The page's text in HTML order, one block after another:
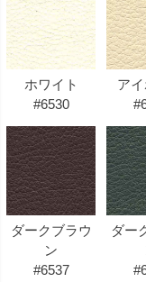
ホワイト
#6530
ア
ダークブラウ
ン
#6537
ダー